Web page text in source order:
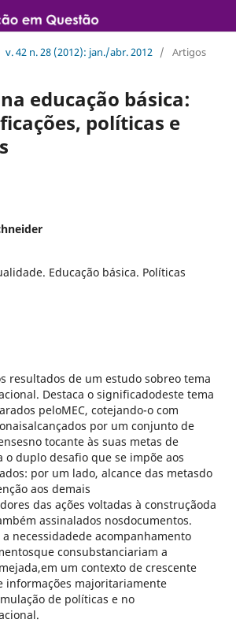
v. 42 n. 28 (2012): jan./abr. 2012 / Artigos
educação básica:
políticas e
Educação básica. Políticas
resultados de um estudo sobreo tema
Destaca o significadodeste tema
peloMEC, cotejando-o com
por um conjunto de
tocante às suas metas de
duplo desafio que se impõe aos
por um lado, alcance das metasdo
aos demais
das ações voltadas à construçãoda
assinalados nosdocumentos.
necessidadede acompanhamento
consubstanciariam a
um contexto de crescente
informações majoritariamente
de políticas e no